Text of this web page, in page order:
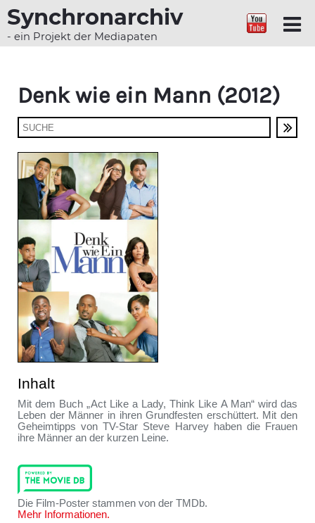
Synchronarchiv
- ein Projekt der Mediapaten
Denk wie ein Mann (2012)
Inhalt
Mit dem Buch „Act Like a Lady, Think Like A Man“ wird das
Leben der Männer in ihren Grundfesten erschüttert. Mit den
Geheimtipps von TV-Star Steve Harvey haben die Frauen
ihre Männer an der kurzen Leine.
Die Film-Poster stammen von der TMDb.
Mehr Informationen.